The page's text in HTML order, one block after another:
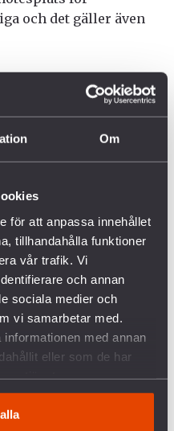
Om
för att anpassa innehållet
tillhandahålla funktioner
vår trafik. Vi
och annan
sociala medier och
vi samarbetar med.
med annan
eller som de har
och det gäller även
Efter vår kontakt med
av dokument kan vi
finns något i den nya
stoppa en framtida
innebär tyvärr att
kan upplåta
som bland annat
i Jemenkriget – som
katastrofen i
Det är oacceptabelt
med stadens
i arbetet för
att Stockholms
verkligen kan stoppa